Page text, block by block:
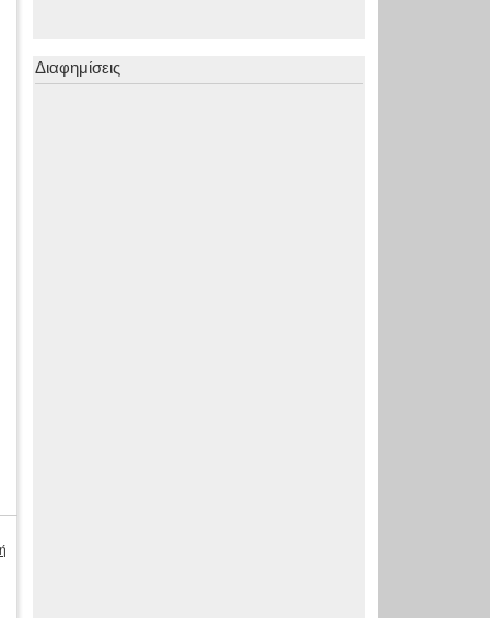
Διαφημίσεις